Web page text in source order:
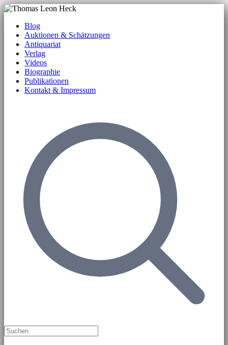
Blog
Auktionen & Schätzungen
Antiquariat
Verlag
Videos
Biographie
Publikationen
Kontakt & Impressum